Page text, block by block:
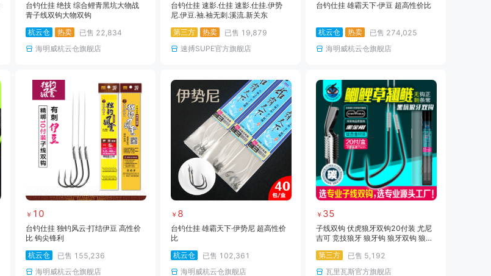
台钓仕挂 绝技 综合鲤青黑坑大物战
青子线双钩大物双钩
杭云仓
热卖 已售 22,834
海明威杭云仓旗舰店
台钓仕挂 速影.仕挂 速影.仕挂.伊势
尼.伊豆.袖.袖无刺.溪流.新关东
第三方
热卖 已售 19,879
速搏SUPE官方旗舰店
台钓仕挂 雄霸天下·伊豆 超高性价比
杭云仓 热卖 已售 274,025
海明威杭云仓旗舰店
￥ 10
台钓仕挂 独钓风云·打结伊豆 高性价
比 钩尖锋利
杭云仓
已售 155,236
海明威杭云仓旗舰店
￥ 8
台钓仕挂 雄霸天下·伊势尼 超高性价
比
杭云仓
已售 102,361
海明威杭云仓旗舰店
￥ 35
子线双钩 伏虎狼牙双钩20付装 尤尼
吉可 竞技狼牙 狼牙钩 狼牙双钩 狼牙
钩 金袖
第三方 已售 5,192
瓦里瓦斯官方旗舰店